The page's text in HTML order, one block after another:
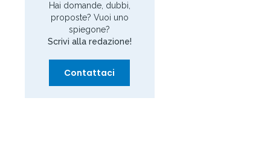
Hai domande, dubbi,
proposte? Vuoi uno
spiegone?
Scrivi alla redazione!
Contattaci